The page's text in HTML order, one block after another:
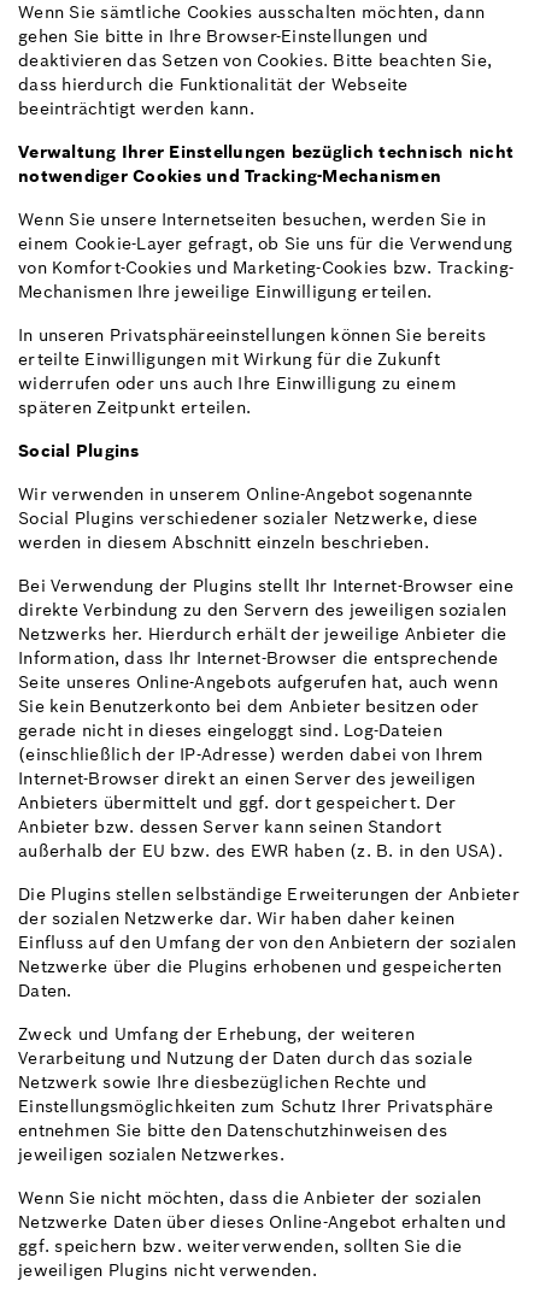
Wenn Sie sämtliche Cookies ausschalten möchten, dann
gehen Sie bitte in Ihre Browser-Einstellungen und
deaktivieren das Setzen von Cookies. Bitte beachten Sie,
dass hierdurch die Funktionalität der Webseite
beeinträchtigt werden kann.
Verwaltung Ihrer Einstellungen bezüglich technisch nicht
notwendiger Cookies und Tracking-Mechanismen
Wenn Sie unsere Internetseiten besuchen, werden Sie in
einem Cookie-Layer gefragt, ob Sie uns für die Verwendung
von Komfort-Cookies und Marketing-Cookies bzw. Tracking-
Mechanismen Ihre jeweilige Einwilligung erteilen.
In unseren Privatsphäreeinstellungen können Sie bereits
erteilte Einwilligungen mit Wirkung für die Zukunft
widerrufen oder uns auch Ihre Einwilligung zu einem
späteren Zeitpunkt erteilen.
Social Plugins
Wir verwenden in unserem Online-Angebot sogenannte
Social Plugins verschiedener sozialer Netzwerke, diese
werden in diesem Abschnitt einzeln beschrieben.
Bei Verwendung der Plugins stellt Ihr Internet-Browser eine
direkte Verbindung zu den Servern des jeweiligen sozialen
Netzwerks her. Hierdurch erhält der jeweilige Anbieter die
Information, dass Ihr Internet-Browser die entsprechende
Seite unseres Online-Angebots aufgerufen hat, auch wenn
Sie kein Benutzerkonto bei dem Anbieter besitzen oder
gerade nicht in dieses eingeloggt sind. Log-Dateien
(einschließlich der IP-Adresse) werden dabei von Ihrem
Internet-Browser direkt an einen Server des jeweiligen
Anbieters übermittelt und ggf. dort gespeichert. Der
Anbieter bzw. dessen Server kann seinen Standort
außerhalb der EU bzw. des EWR haben (z. B. in den USA).
Die Plugins stellen selbständige Erweiterungen der Anbieter
der sozialen Netzwerke dar. Wir haben daher keinen
Einfluss auf den Umfang der von den Anbietern der sozialen
Netzwerke über die Plugins erhobenen und gespeicherten
Daten.
Zweck und Umfang der Erhebung, der weiteren
Verarbeitung und Nutzung der Daten durch das soziale
Netzwerk sowie Ihre diesbezüglichen Rechte und
Einstellungsmöglichkeiten zum Schutz Ihrer Privatsphäre
entnehmen Sie bitte den Datenschutzhinweisen des
jeweiligen sozialen Netzwerkes.
Wenn Sie nicht möchten, dass die Anbieter der sozialen
Netzwerke Daten über dieses Online-Angebot erhalten und
ggf. speichern bzw. weiterverwenden, sollten Sie die
jeweiligen Plugins nicht verwenden.